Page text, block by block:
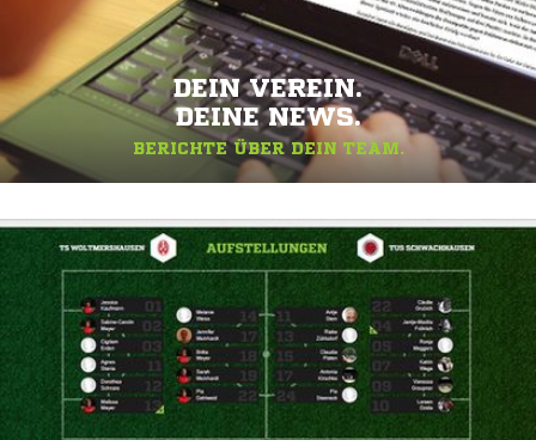
DEIN VEREIN.
DEINE NEWS.
BERICHTE ÜBER DEIN TEAM.